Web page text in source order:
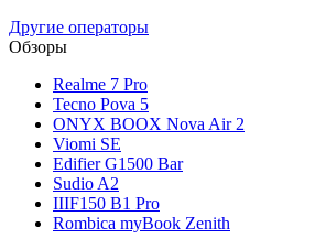
Другие операторы
Обзоры
Realme 7 Pro
Tecno Pova 5
ONYX BOOX Nova Air 2
Viomi SE
Edifier G1500 Bar
Sudio A2
IIIF150 B1 Pro
Rombica myBook Zenith